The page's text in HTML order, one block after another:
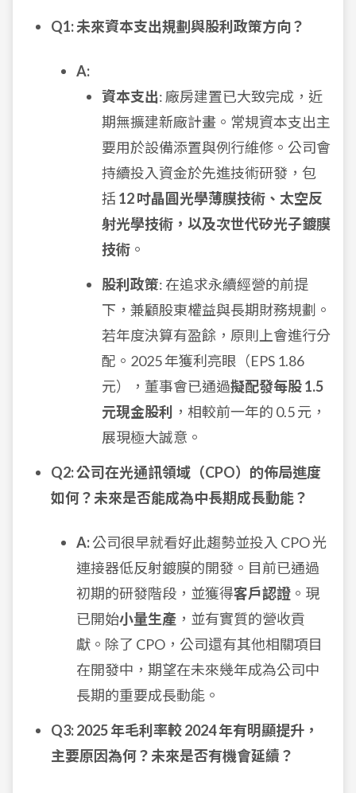
Q1: 未來資本支出規劃與股利政策方向？
A:
資本支出: 廠房建置已大致完成，近
期無擴建新廠計畫。常規資本支出主
要用於設備添置與例行維修。公司會
持續投入資金於先進技術研發，包
括 12 吋晶圓光學薄膜技術、太空反
射光學技術，以及次世代矽光子鍍膜
技術 。
股利政策: 在追求永續經營的前提
下，兼顧股東權益與長期財務規劃。
若年度決算有盈餘，原則上會進行分
配。2025 年獲利亮眼（EPS 1.86
元），董事會已通過擬配發每股 1.5
元現金股利 ，相較前一年的 0.5 元，
展現極大誠意。
Q2: 公司在光通訊領域（CPO）的佈局進度
如何？未來是否能成為中長期成長動能？
A:公司很早就看好此趨勢並投入 CPO 光
連接器低反射鍍膜的開發。目前已通過
初期的研發階段，並獲得客戶認證 。現
已開始小量生產 ，並有實質的營收貢
獻。除了 CPO，公司還有其他相關項目
在開發中，期望在未來幾年成為公司中
長期的重要成長動能。
Q3: 2025 年毛利率較 2024 年有明顯提升，
主要原因為何？未來是否有機會延續？